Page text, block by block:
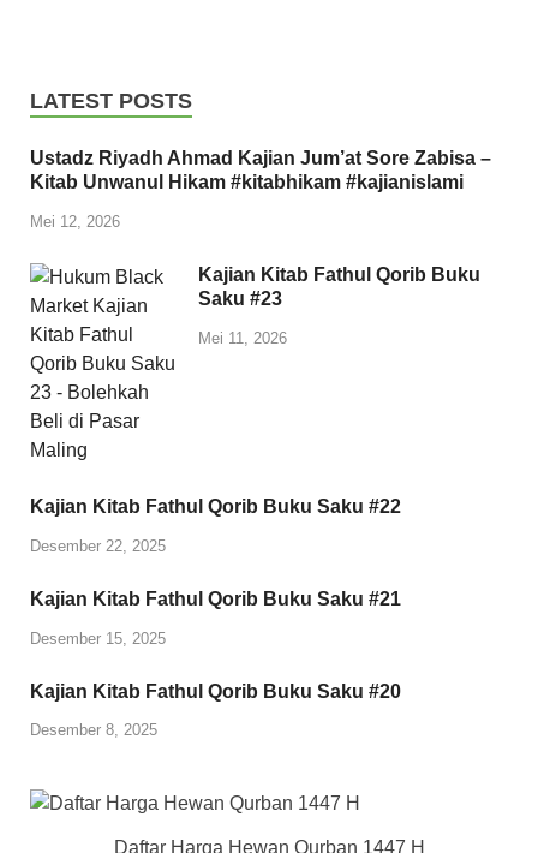
LATEST POSTS
Ustadz Riyadh Ahmad Kajian Jum’at Sore Zabisa –
Kitab Unwanul Hikam #kitabhikam #kajianislami
Mei 12, 2026
Kajian Kitab Fathul Qorib Buku
Saku #23
Mei 11, 2026
Kajian Kitab Fathul Qorib Buku Saku #22
Desember 22, 2025
Kajian Kitab Fathul Qorib Buku Saku #21
Desember 15, 2025
Kajian Kitab Fathul Qorib Buku Saku #20
Desember 8, 2025
Daftar Harga Hewan Qurban 1447 H